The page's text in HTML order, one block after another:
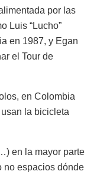
por las
Luis “Lucho”
en 1987, y Egan
el Tour de
en Colombia
la bicicleta
en la mayor parte
no espacios dónde